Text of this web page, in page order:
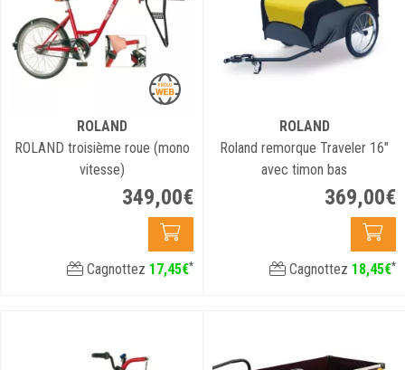
ROLAND
ROLAND troisième roue (mono
vitesse)
349,00€
Cagnottez 17,45€*
ROLAND
Roland remorque Traveler 16"
avec timon bas
369,00€
Cagnottez 18,45€*